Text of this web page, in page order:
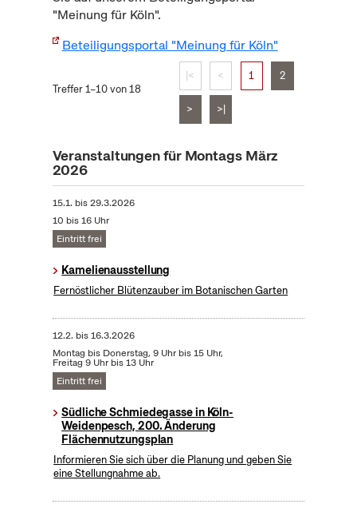
"Meinung für Köln".
Beteiligungsportal "Meinung für Köln"
Treffer 1–10 von 18
|< < 1 2
> >|
Veranstaltungen für Montags März
2026
15.1. bis29.3.2026
10 bis 16 Uhr
Eintritt frei
Kamelienausstellung
Fernöstlicher Blütenzauber im Botanischen Garten
12.2. bis16.3.2026
Montag bis Donerstag, 9 Uhr bis 15 Uhr,
Freitag 9 Uhr bis 13 Uhr
Eintritt frei
Südliche Schmiedegasse in Köln-
Weidenpesch, 200. Änderung
Flächennutzungsplan
Informieren Sie sich über die Planung und geben Sie
eine Stellungnahme ab.